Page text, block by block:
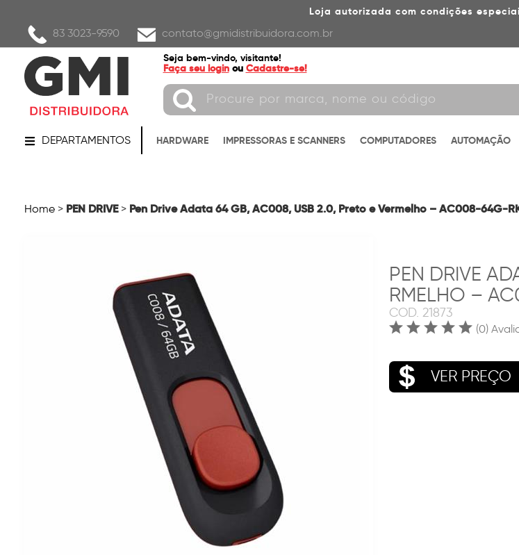
Loja autorizada com condições
83 3023-9590 contato@gmidistribuidora.com.br
Seja bem-vindo, visitante!
Faça seu login ou Cadastre-se!
DEPARTAMENTOS HARDWARE IMPRESSORAS E SCANNERS COMPUTADORES AUTOMAÇÃO
Home > PEN DRIVE > Pen Drive Adata 64 GB, AC008, USB 2.0, Preto e Vermelho – AC008-64G-
PEN DRIVE
RMELHO –
COD. 21873
(0)
VER PREÇO